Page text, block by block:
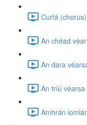
Curfá
An chéad
An dara
An tríú
Amhrán